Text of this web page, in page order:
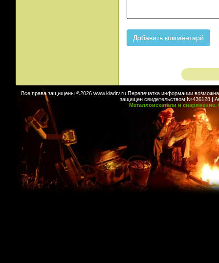
Все права защищены ©2026 www.kladtv.ru Перепечатка информации возможна
защищен свидетельством №436128 |
Металлоискатели и